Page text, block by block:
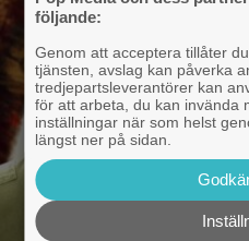
följande:
Genom att acceptera tillåter
tjänsten, avslag kan påverka
tredjepartsleverantörer kan
för att arbeta, du kan invända
inställningar när som helst
längst ner på sidan.